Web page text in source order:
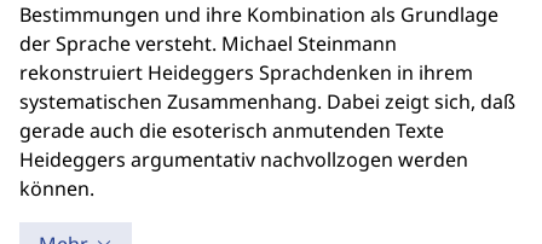
Bestimmungen und ihre Kombination als Grundlage
der Sprache versteht. Michael Steinmann
rekonstruiert Heideggers Sprachdenken in ihrem
systematischen Zusammenhang. Dabei zeigt sich, daß
gerade auch die esoterisch anmutenden Texte
Heideggers argumentativ nachvollzogen werden
können.